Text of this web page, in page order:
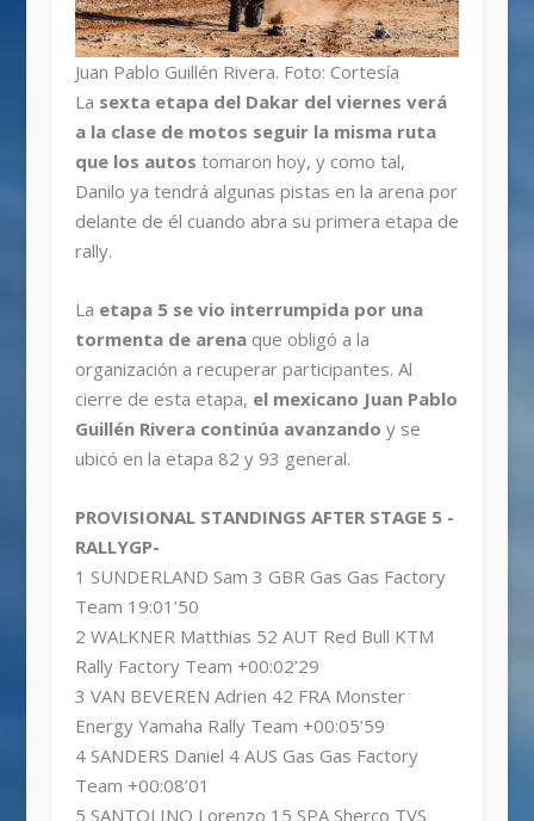
Juan Pablo Guillén Rivera. Foto: Cortesía
La sexta etapa del Dakar del viernes verá
a la clase de motos seguir la misma ruta
que los autos tomaron hoy, y como tal,
Danilo ya tendrá algunas pistas en la arena por
delante de él cuando abra su primera etapa de
rally.
La etapa 5 se vio interrumpida por una
tormenta de arenaque obligó a la
organización a recuperar participantes. Al
cierre de esta etapa, el mexicano Juan Pablo
Guillén Rivera continúa avanzando y se
ubicó en la etapa 82 y 93 general.
PROVISIONAL STANDINGS AFTER STAGE 5 -
RALLYGP-
1 SUNDERLAND Sam 3 GBR Gas Gas Factory
Team 19:01’50
2 WALKNER Matthias 52 AUT Red Bull KTM
Rally Factory Team +00:02’29
3 VAN BEVEREN Adrien 42 FRA Monster
Energy Yamaha Rally Team +00:05’59
4 SANDERS Daniel 4 AUS Gas Gas Factory
Team +00:08’01
5 SANTOLINO Lorenzo 15 SPA Sherco TVS